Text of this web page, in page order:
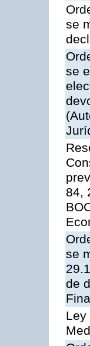
se
se
84,
se
de
Ley